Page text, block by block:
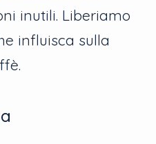
inutili. Liberiamo
influisca sulla